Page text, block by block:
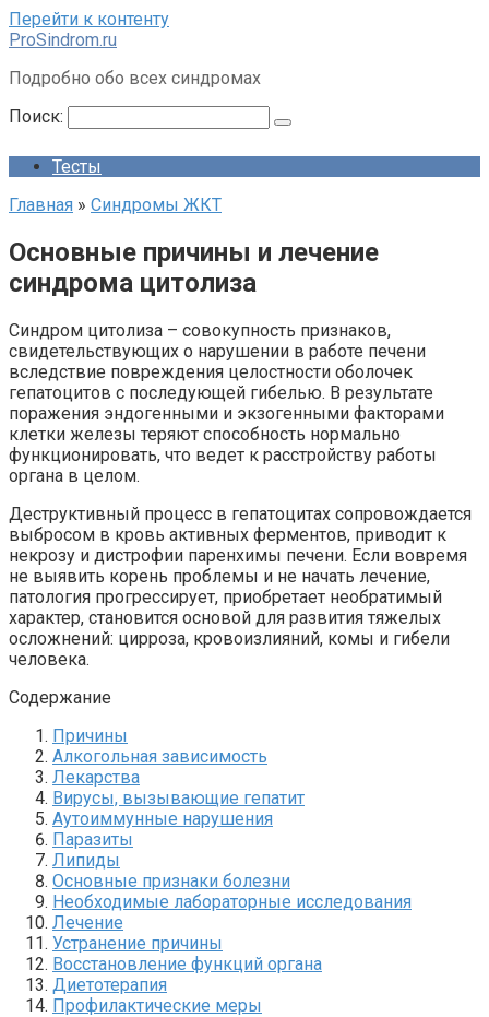
Перейти к контенту
ProSindrom.ru
Подробно обо всех синдромах
Поиск:
Тесты
Главная » Синдромы ЖКТ
Основные причины и лечение
синдрома цитолиза
Синдром цитолиза – совокупность признаков,
свидетельствующих о нарушении в работе печени
вследствие повреждения целостности оболочек
гепатоцитов с последующей гибелью. В результате
поражения эндогенными и экзогенными факторами
клетки железы теряют способность нормально
функционировать, что ведет к расстройству работы
органа в целом.
Деструктивный процесс в гепатоцитах сопровождается
выбросом в кровь активных ферментов, приводит к
некрозу и дистрофии паренхимы печени. Если вовремя
не выявить корень проблемы и не начать лечение,
патология прогрессирует, приобретает необратимый
характер, становится основой для развития тяжелых
осложнений: цирроза, кровоизлияний, комы и гибели
человека.
Содержание
Причины
Алкогольная зависимость
Лекарства
Вирусы, вызывающие гепатит
Аутоиммунные нарушения
Паразиты
Липиды
Основные признаки болезни
Необходимые лабораторные исследования
Лечение
Устранение причины
Восстановление функций органа
Диетотерапия
Профилактические меры